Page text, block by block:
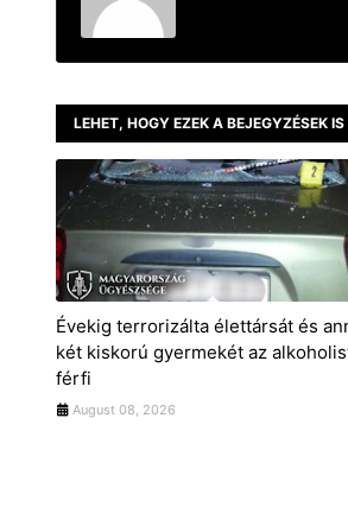
LEHET, HOGY EZEK A BEJEGYZÉSEK
Évekig terrorizálta élettársát és
két kiskorú gyermekét az
férfi
August 08, 2026